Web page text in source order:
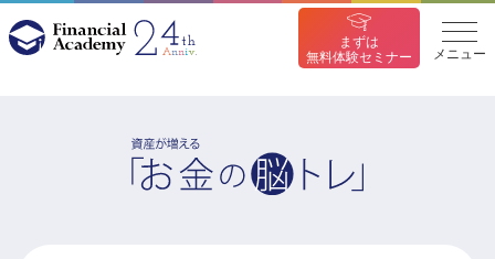
まずは
無料体験セミナー
メニュー